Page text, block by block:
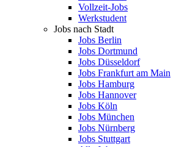
Vollzeit-Jobs
Werkstudent
Jobs nach Stadt
Jobs Berlin
Jobs Dortmund
Jobs Düsseldorf
Jobs Frankfurt am Main
Jobs Hamburg
Jobs Hannover
Jobs Köln
Jobs München
Jobs Nürnberg
Jobs Stuttgart